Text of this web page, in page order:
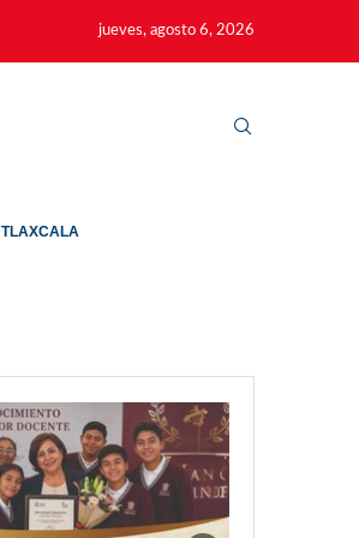
jueves, agosto 6, 2026
TLAXCALA